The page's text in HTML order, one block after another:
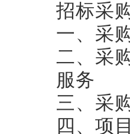
招标采
一、 采
二、采
服务
三、采
四、项